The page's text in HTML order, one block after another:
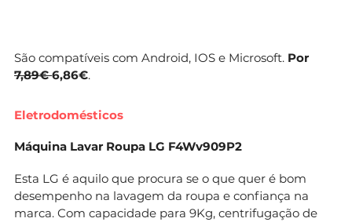
São compatíveis com Android, IOS e Microsoft. Por
7,89€6,86€.
Eletrodomésticos
Máquina Lavar Roupa LG F4Wv909P2
Esta LG é aquilo que procura se o que quer é bom
desempenho na lavagem da roupa e confiança na
marca. Com capacidade para 9Kg, centrifugação de